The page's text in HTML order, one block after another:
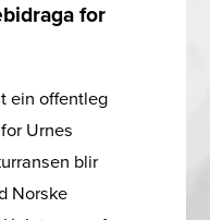
for
ein offentleg
Urnes
blir
Norske